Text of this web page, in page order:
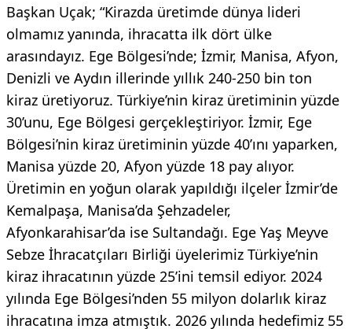
Başkan Uçak; “Kirazda üretimde dünya lideri
olmamız yanında, ihracatta ilk dört ülke
arasındayız. Ege Bölgesi’nde; İzmir, Manisa, Afyon,
Denizli ve Aydın illerinde yıllık 240-250 bin ton
kiraz üretiyoruz. Türkiye’nin kiraz üretiminin yüzde
30’unu, Ege Bölgesi gerçekleştiriyor. İzmir, Ege
Bölgesi’nin kiraz üretiminin yüzde 40’ını yaparken,
Manisa yüzde 20, Afyon yüzde 18 pay alıyor.
Üretimin en yoğun olarak yapıldığı ilçeler İzmir’de
Kemalpaşa, Manisa’da Şehzadeler,
Afyonkarahisar’da ise Sultandağı. Ege Yaş Meyve
Sebze İhracatçıları Birliği üyelerimiz Türkiye’nin
kiraz ihracatının yüzde 25’ini temsil ediyor. 2024
yılında Ege Bölgesi’nden 55 milyon dolarlık kiraz
ihracatına imza atmıştık. 2026 yılında hedefimiz 55